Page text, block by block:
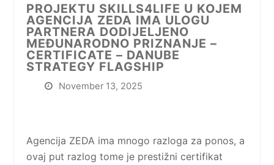
PROJEKTU SKILLS4LIFE U KOJEM
AGENCIJA ZEDA IMA ULOGU
PARTNERA DODIJELJENO
MEĐUNARODNO PRIZNANJE –
CERTIFICATE – DANUBE
STRATEGY FLAGSHIP
November 13, 2025
Agencija ZEDA ima mnogo razloga za ponos, a
ovaj put razlog tome je prestižni certifikat